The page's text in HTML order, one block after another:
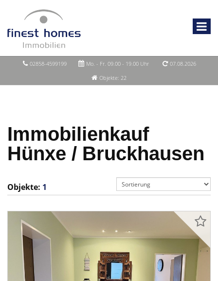
02858-4599199 Mo. - Fr. 09.00 - 19.00 Uhr
07.08.2026
Objekte: 22
Immobilienkauf
Hünxe / Bruckhausen
Objekte: 1